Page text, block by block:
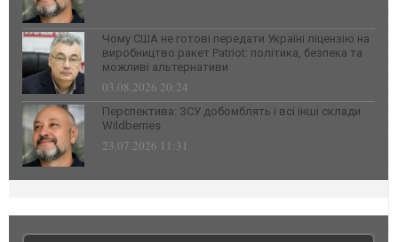
Чому США не готові передати Україні ліцензію на
виробництво ракет Patriot: політика, безпека та
можливі альтернативи
03.08.2026 20:24
Перспектива: ЗСУ добомблять і всі інші склади
Wildberries
23.07.2026 11:31